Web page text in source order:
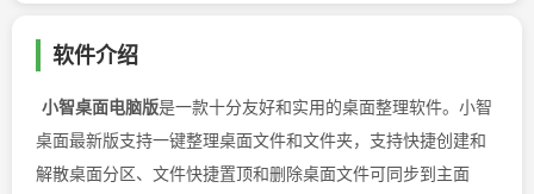
软件介绍
小智桌面电脑版是一款十分友好和实用的桌面整理软件。小智
桌面最新版支持一键整理桌面文件和文件夹，支持快捷创建和
解散桌面分区、文件快捷置顶和删除桌面文件可同步到主面